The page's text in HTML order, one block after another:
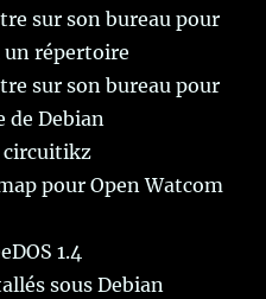
sur son bureau pour
un répertoire
sur son bureau pour
de Debian
circuitikz
pour Open Watcom
1.4
sous Debian